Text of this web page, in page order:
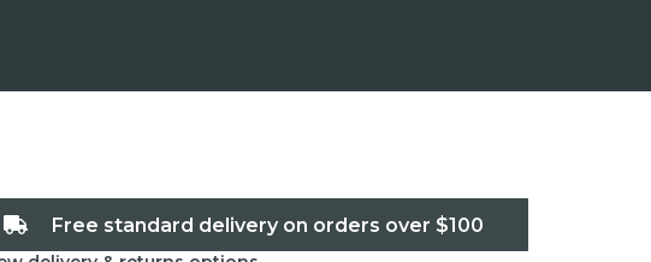
Free standard delivery on orders over $100